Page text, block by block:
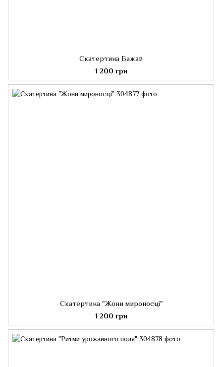
Скатертина Бажай
1 200 грн
Скатертина "Жони мироносці"
1 200 грн